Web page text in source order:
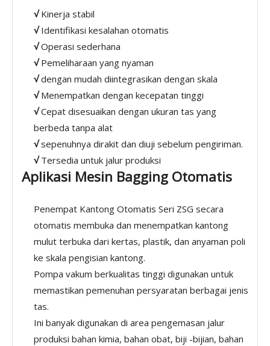
√Kinerja stabil
√Identifikasi kesalahan otomatis
√Operasi sederhana
√Pemeliharaan yang nyaman
√dengan mudah diintegrasikan dengan skala
√Menempatkan dengan kecepatan tinggi
√Cepat disesuaikan dengan ukuran tas yang
berbeda tanpa alat
√sepenuhnya dirakit dan diuji sebelum pengiriman.
√Tersedia untuk jalur produksi
Aplikasi Mesin Bagging Otomatis
Penempat Kantong Otomatis Seri ZSG secara
otomatis membuka dan menempatkan kantong
mulut terbuka dari kertas, plastik, dan anyaman poli
ke skala pengisian kantong.
Pompa vakum berkualitas tinggi digunakan untuk
memastikan pemenuhan persyaratan berbagai jenis
tas.
Ini banyak digunakan di area pengemasan jalur
produksi bahan kimia, bahan obat, biji -bijian, bahan